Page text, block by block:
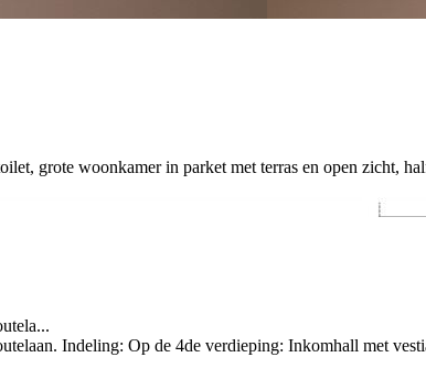
grote woonkamer in parket met terras en open zicht,
Indeling: Op de 4de verdieping: Inkomhall met